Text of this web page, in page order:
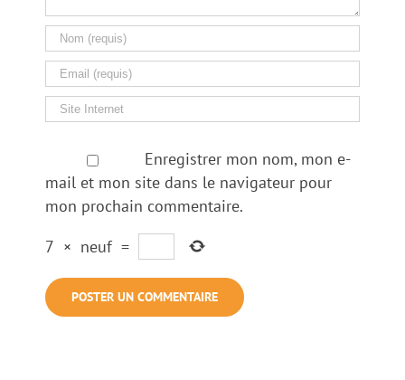
Enregistrer mon nom, mon e-
mail et mon site dans le navigateur pour
mon prochain commentaire.
7 × neuf =